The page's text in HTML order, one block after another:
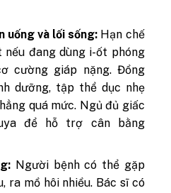
uống và lối sống: Hạn chế
đang dùng i-ốt phóng
cường giáp nặng. Đồng
dưỡng, tập thể dục nhẹ
quá mức. Ngủ đủ giấc
để hỗ trợ cân bằng
Người bệnh có thể gặp
ra mồ hôi nhiều. Bác sĩ có